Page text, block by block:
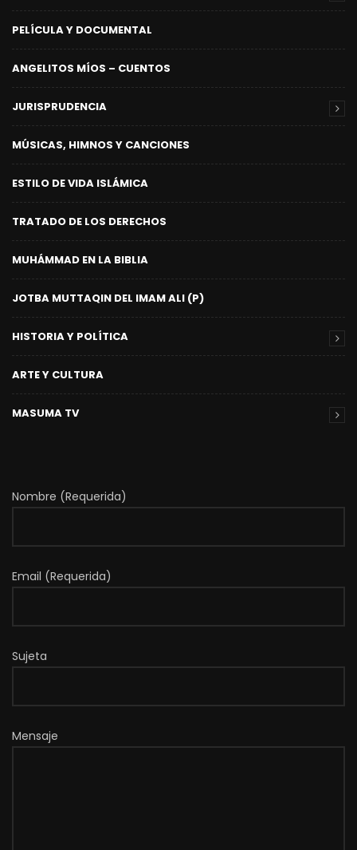
PELÍCULA Y DOCUMENTAL
ANGELITOS MÍOS – CUENTOS
JURISPRUDENCIA
MÚSICAS, HIMNOS Y CANCIONES
ESTILO DE VIDA ISLÁMICA
TRATADO DE LOS DERECHOS
MUHÁMMAD EN LA BIBLIA
JOTBA MUTTAQIN DEL IMAM ALI (P)
HISTORIA Y POLÍTICA
ARTE Y CULTURA
MASUMA TV
Nombre (Requerida)
Email (Requerida)
Sujeta
Mensaje